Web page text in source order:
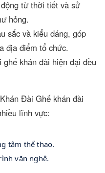
từ thời tiết và sử
hỏng.
sắc và kiểu dáng, góp
địa điểm tổ chức.
khán đài hiện đại đều
Đài Ghế khán đài
lĩnh vực:
tâm thể thao.
văn nghệ.